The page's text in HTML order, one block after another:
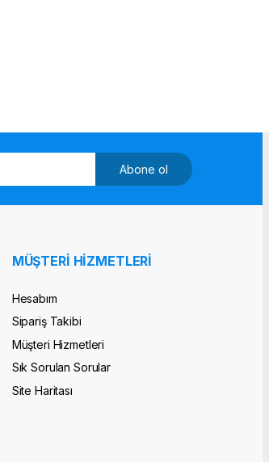
Abone ol
MÜŞTERİ HİZMETLERİ
Hesabım
Sipariş Takibi
Müşteri Hizmetleri
Sık Sorulan Sorular
Site Haritası